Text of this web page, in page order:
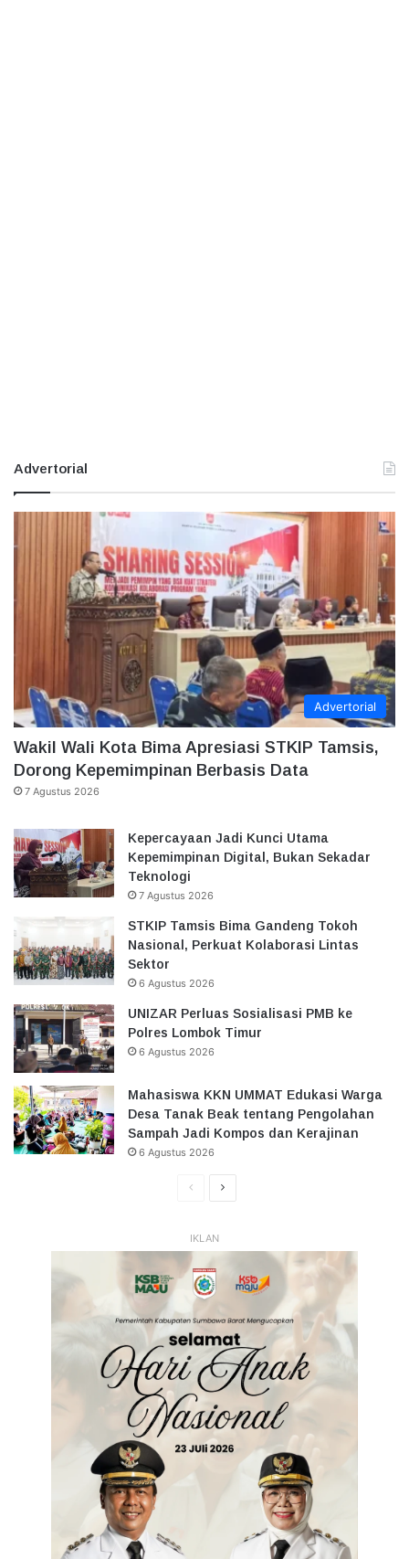
Advertorial
Advertorial
Wakil Wali Kota Bima Apresiasi STKIP Tamsis,
Dorong Kepemimpinan Berbasis Data
7 Agustus 2026
Kepercayaan Jadi Kunci Utama
Kepemimpinan Digital, Bukan Sekadar
Teknologi
7 Agustus 2026
STKIP Tamsis Bima Gandeng Tokoh
Nasional, Perkuat Kolaborasi Lintas
Sektor
6 Agustus 2026
UNIZAR Perluas Sosialisasi PMB ke
Polres Lombok Timur
6 Agustus 2026
Mahasiswa KKN UMMAT Edukasi Warga
Desa Tanak Beak tentang Pengolahan
Sampah Jadi Kompos dan Kerajinan
6 Agustus 2026
HalamanHalaman
IKLAN